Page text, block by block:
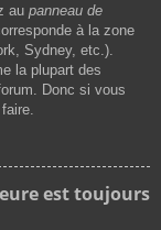
au panneau de
à la zone
Sydney, etc.).
la plupart des
Donc si vous
est toujours